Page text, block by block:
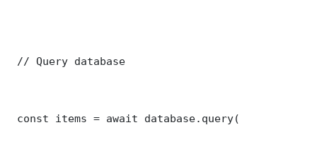
// Query database
const items = await database.query(